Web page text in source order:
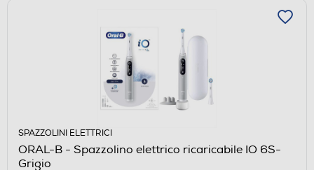
SPAZZOLINI ELETTRICI
ORAL-B - Spazzolino elettrico ricaricabile IO 6S-
Grigio